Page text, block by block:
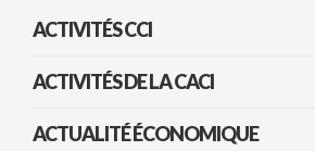
ACTIVITÉS CCI
ACTIVITÉS DE LA CACI
ACTUALITÉ ÉCONOMIQUE